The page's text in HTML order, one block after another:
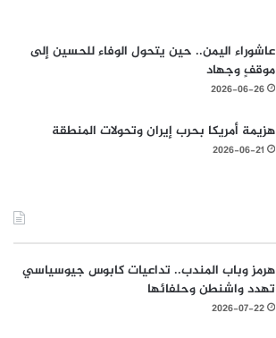
عاشوراء اليمن.. حين يتحول الوفاء للحسين إلى
موقفٍ وجهاد
2026-06-26
هزيمة أمريكا بحرب إيران وتحولات المنطقة
2026-06-21
هرمز وباب المندب.. تداعيات كابوس جيوسياسي
تهدد واشنطن وحلفائها
2026-07-22